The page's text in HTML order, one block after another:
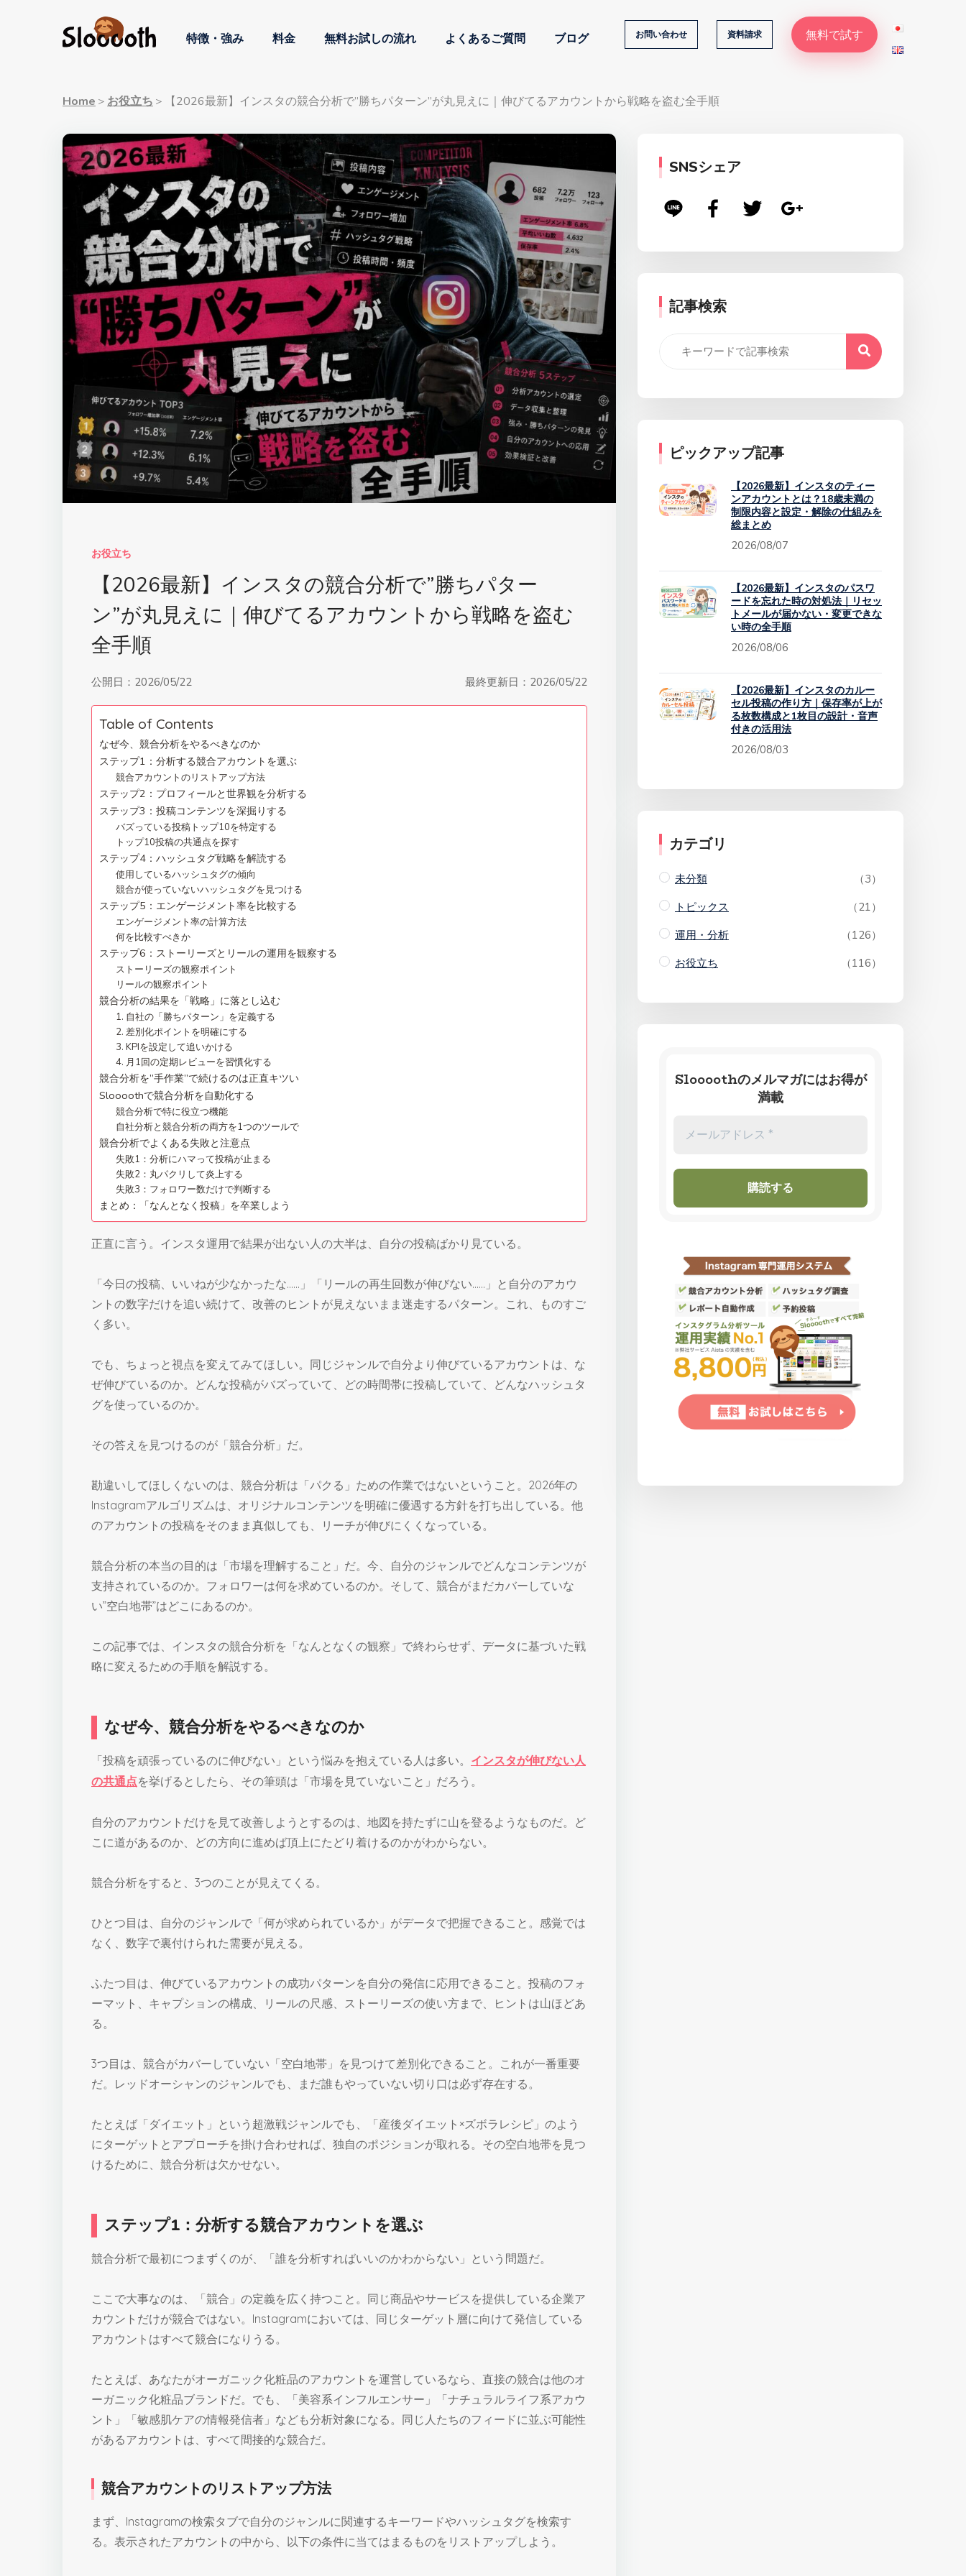
特徴・強み 料金 無料お試しの流れ よくあるご質問 ブログ お問い合わせ 資料請求 無料で試す
Home ＞ お役立ち ＞ 【2026最新】インスタの競合分析で”勝ちパターン”が丸見えに｜伸びてるアカウントから戦略を盗む全手順
お役立ち
【2026最新】インスタの競合分析で”勝ちパター
ン”が丸見えに｜伸びてるアカウントから戦略を盗む
全手順
公開日： 2026/05/22 最終更新日： 2026/05/22
Table of Contents
なぜ今、競合分析をやるべきなのか
ステップ1：分析する競合アカウントを選ぶ
競合アカウントのリストアップ方法
ステップ2：プロフィールと世界観を分析する
ステップ3：投稿コンテンツを深掘りする
バズっている投稿トップ10を特定する
トップ10投稿の共通点を探す
ステップ4：ハッシュタグ戦略を解読する
使用しているハッシュタグの傾向
競合が使っていないハッシュタグを見つける
ステップ5：エンゲージメント率を比較する
エンゲージメント率の計算方法
何を比較すべきか
ステップ6：ストーリーズとリールの運用を観察する
ストーリーズの観察ポイント
リールの観察ポイント
競合分析の結果を「戦略」に落とし込む
1. 自社の「勝ちパターン」を定義する
2. 差別化ポイントを明確にする
3. KPIを設定して追いかける
4. 月1回の定期レビューを習慣化する
競合分析を”手作業”で続けるのは正直キツい
Sloooothで競合分析を自動化する
競合分析で特に役立つ機能
自社分析と競合分析の両方を1つのツールで
競合分析でよくある失敗と注意点
失敗1：分析にハマって投稿が止まる
失敗2：丸パクリして炎上する
失敗3：フォロワー数だけで判断する
まとめ：「なんとなく投稿」を卒業しよう
正直に言う。インスタ運用で結果が出ない人の大半は、自分の投稿ばかり見ている。
「今日の投稿、いいねが少なかったな……」「リールの再生回数が伸びない……」と自分のアカウ
ントの数字だけを追い続けて、改善のヒントが見えないまま迷走するパターン。これ、ものすご
く多い。
でも、ちょっと視点を変えてみてほしい。同じジャンルで自分より伸びているアカウントは、な
ぜ伸びているのか。どんな投稿がバズっていて、どの時間帯に投稿していて、どんなハッシュタ
グを使っているのか。
その答えを見つけるのが「競合分析」だ。
勘違いしてほしくないのは、競合分析は「パクる」ための作業ではないということ。2026年の
Instagramアルゴリズムは、オリジナルコンテンツを明確に優遇する方針を打ち出している。他
のアカウントの投稿をそのまま真似しても、リーチが伸びにくくなっている。
競合分析の本当の目的は「市場を理解すること」だ。今、自分のジャンルでどんなコンテンツが
支持されているのか。フォロワーは何を求めているのか。そして、競合がまだカバーしていな
い”空白地帯”はどこにあるのか。
この記事では、インスタの競合分析を「なんとなくの観察」で終わらせず、データに基づいた戦
略に変えるための手順を解説する。
なぜ今、競合分析をやるべきなのか
「投稿を頑張っているのに伸びない」という悩みを抱えている人は多い。 インスタが伸びない人
の共通点を挙げるとしたら、その筆頭は「市場を見ていないこと」だろう。
自分のアカウントだけを見て改善しようとするのは、地図を持たずに山を登るようなものだ。ど
こに道があるのか、どの方向に進めば頂上にたどり着けるのかがわからない。
競合分析をすると、3つのことが見えてくる。
ひとつ目は、自分のジャンルで「何が求められているか」がデータで把握できること。感覚では
なく、数字で裏付けられた需要が見える。
ふたつ目は、伸びているアカウントの成功パターンを自分の発信に応用できること。投稿のフォ
ーマット、キャプションの構成、リールの尺感、ストーリーズの使い方まで、ヒントは山ほどあ
る。
3つ目は、競合がカバーしていない「空白地帯」を見つけて差別化できること。これが一番重要
だ。レッドオーシャンのジャンルでも、まだ誰もやっていない切り口は必ず存在する。
たとえば「ダイエット」という超激戦ジャンルでも、「産後ダイエット×ズボラレシピ」のよう
にターゲットとアプローチを掛け合わせれば、独自のポジションが取れる。その空白地帯を見つ
けるために、競合分析は欠かせない。
ステップ1：分析する競合アカウントを選ぶ
競合分析で最初につまずくのが、「誰を分析すればいいのかわからない」という問題だ。
ここで大事なのは、「競合」の定義を広く持つこと。同じ商品やサービスを提供している企業ア
カウントだけが競合ではない。Instagramにおいては、同じターゲット層に向けて発信している
アカウントはすべて競合になりうる。
たとえば、あなたがオーガニック化粧品のアカウントを運営しているなら、直接の競合は他のオ
ーガニック化粧品ブランドだ。でも、「美容系インフルエンサー」「ナチュラルライフ系アカウ
ント」「敏感肌ケアの情報発信者」なども分析対象になる。同じ人たちのフィードに並ぶ可能性
があるアカウントは、すべて間接的な競合だ。
競合アカウントのリストアップ方法
まず、Instagramの検索タブで自分のジャンルに関連するキーワードやハッシュタグを検索す
る。表示されたアカウントの中から、以下の条件に当てはまるものをリストアップしよう。
SNSシェア
記事検索
ピックアップ記事
【2026最新】インスタのティー
ンアカウントとは？18歳未満の
制限内容と設定・解除の仕組みを
総まとめ
2026/08/07
【2026最新】インスタのパスワ
ードを忘れた時の対処法｜リセッ
トメールが届かない・変更できな
い時の全手順
2026/08/06
【2026最新】インスタのカルー
セル投稿の作り方｜保存率が上が
る枚数構成と1枚目の設計・音声
付きの活用法
2026/08/03
カテゴリ
未分類
（3）
トピックス
（21）
運用・分析
（126）
お役立ち
（116）